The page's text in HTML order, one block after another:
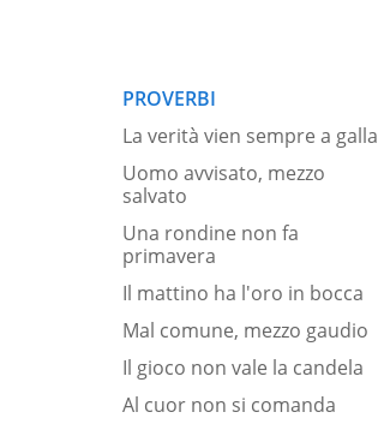
PROVERBI
La verità vien sempre a galla
Uomo avvisato, mezzo
salvato
Una rondine non fa
primavera
Il mattino ha l'oro in bocca
Mal comune, mezzo gaudio
Il gioco non vale la candela
Al cuor non si comanda